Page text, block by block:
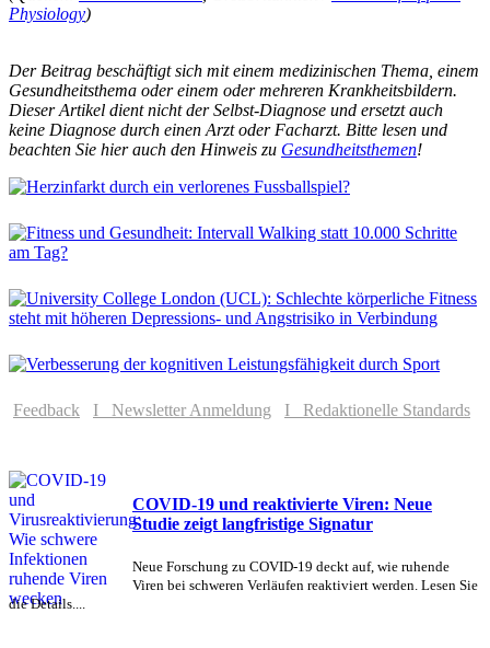
Physiology)
Der Beitrag beschäftigt sich mit einem medizinischen Thema, einem
Gesundheitsthema oder einem oder mehreren Krankheitsbildern.
Dieser Artikel dient nicht der Selbst-Diagnose und ersetzt auch
keine Diagnose durch einen Arzt oder Facharzt. Bitte lesen und
beachten Sie hier auch den Hinweis zu Gesundheitsthemen!
Feedback I Newsletter Anmeldung I Redaktionelle Standards
COVID-19 und reaktivierte Viren: Neue
Studie zeigt langfristige Signatur
Neue Forschung zu COVID-19 deckt auf, wie ruhende
Viren bei schweren Verläufen reaktiviert werden. Lesen Sie
die Details....